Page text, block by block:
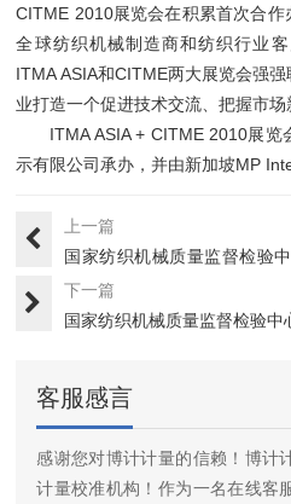
CITME 2010展览会在积累首次合
全球纺织机械制造商和纺织行业
ITMA ASIA和CITME两大展览会强
业打造一个促进技术交流、把握市场
ITMA ASIA + CITME 2010展
示有限公司承办，并由新加坡MP
上一篇
国家纺织机械质量监督检验
速
下一篇
国家纺织机械质量监督检验中
客服感言
感谢您对博计计量的信赖！博
计量校准机构！作为一名在线客